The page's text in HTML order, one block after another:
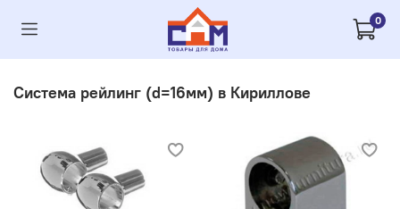
0
Система рейлинг (d=16мм) в Кириллове